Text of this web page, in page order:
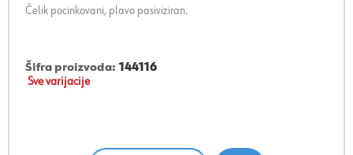
Čelik pocinkovani, plavo pasiviziran.
Šifra proizvoda: 144116
Sve varijacije